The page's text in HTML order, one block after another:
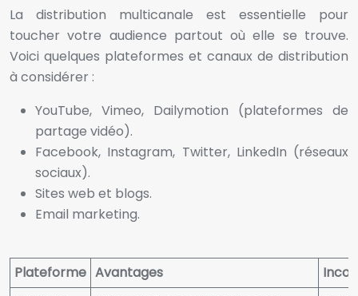
La distribution multicanale est essentielle pour
toucher votre audience partout où elle se trouve.
Voici quelques plateformes et canaux de distribution
à considérer :
YouTube, Vimeo, Dailymotion (plateformes de
partage vidéo).
Facebook, Instagram, Twitter, LinkedIn (réseaux
sociaux).
Sites web et blogs.
Email marketing.
Plateforme Avantages